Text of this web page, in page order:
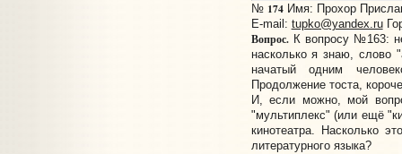
№ 174Имя: Прохор
E-mail: tupko@yandex.ru
Вопрос.К вопросу №163:
насколько я знаю, слово
начатый одним
Продолжение тоста,
И, если можно, мой
"мультиплекс" (или ещё
кинотеатра. Насколько
литературного языка?